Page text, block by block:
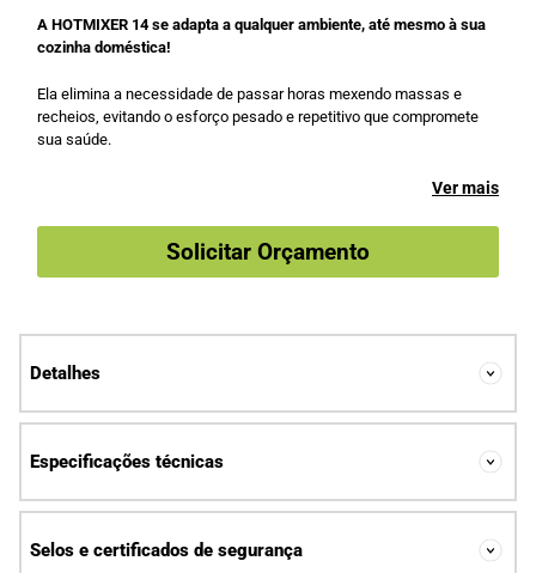
A HOTMIXER 14 se adapta a qualquer ambiente, até mesmo à sua
cozinha doméstica!
Ela elimina a necessidade de passar horas mexendo massas e
recheios, evitando o esforço pesado e repetitivo que compromete
sua saúde.
Ver mais
Solicitar Orçamento
Detalhes
Especificações técnicas
Selos e certificados de segurança